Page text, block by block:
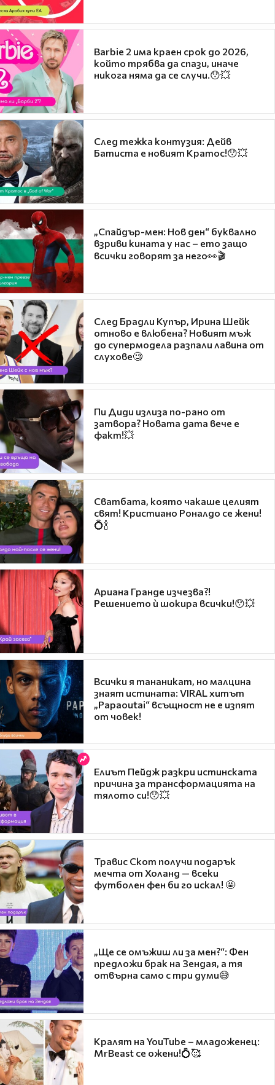
Barbie 2 има краен срок до 2026,
който трябва да спази, иначе
никога няма да се случи.😯💥
След тежка контузия: Дейв
Батиста е новият Кратос!😯💥
„Спайдър-мен: Нов ден“ буквално
взриви кината у нас – ето защо
всички говорят за него👀🎬
След Брадли Купър, Ирина Шейк
отново е влюбена? Новият мъж
до супермодела разпали лавина от
слухове🧐
Пи Диди излиза по-рано от
затвора? Новата дата вече е
факт!💥
Сватбата, която чакаше целият
свят! Кристиано Роналдо се жени!
💍🍾
Ариана Гранде изчезва?!
Решението ѝ шокира всички!😯💥
Всички я тананикат, но малцина
знаят истината: VIRAL хитът
„Papaoutai“ всъщност не е изпят
от човек!
Елиът Пейдж разкри истинската
причина за трансформацията на
тялото си!😯💥
Травис Скот получи подарък
мечта от Холанд — всеки
футболен фен би го искал! 🤩
„Ще се омъжиш ли за мен?“: Фен
предложи брак на Зендая, а тя
отвърна само с три думи😅
Кралят на YouTube – младоженец:
MrBeast се ожени!💍🥰